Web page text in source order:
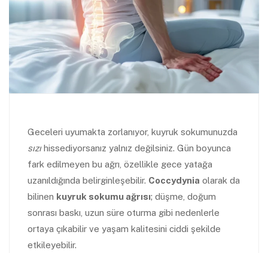
Geceleri uyumakta zorlanıyor, kuyruk sokumunuzda
sızıhissediyorsanız yalnız değilsiniz. Gün boyunca
fark edilmeyen bu ağrı, özellikle gece yatağa
uzanıldığında belirginleşebilir. Coccydynia olarak da
bilinen kuyruk sokumu ağrısı; düşme, doğum
sonrası baskı, uzun süre oturma gibi nedenlerle
ortaya çıkabilir ve yaşam kalitesini ciddi şekilde
etkileyebilir.